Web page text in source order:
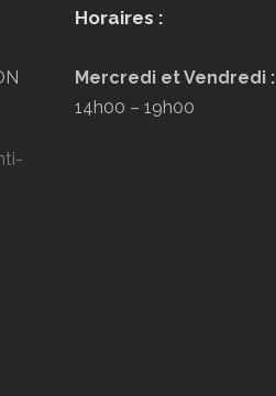
Horaires :
Mercredi et Vendredi :
14h00 – 19h00